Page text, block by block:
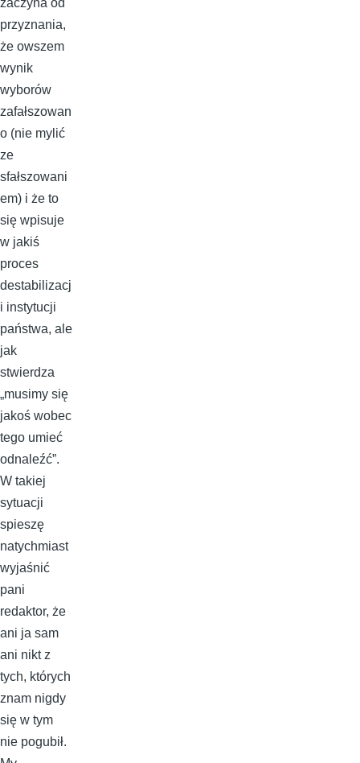
zaczyna od
przyznania,
że owszem
wynik
wyborów
zafałszowan
o (nie mylić
ze
sfałszowani
em) i że to
się wpisuje
w jakiś
proces
destabilizacj
i instytucji
państwa, ale
jak
stwierdza
„musimy się
jakoś wobec
tego umieć
odnaleźć”.
W takiej
sytuacji
spieszę
natychmiast
wyjaśnić
pani
redaktor, że
ani ja sam
ani nikt z
tych, których
znam nigdy
się w tym
nie pogubił.